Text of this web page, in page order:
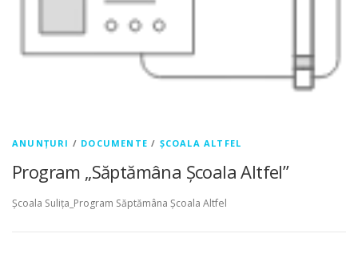
ANUNȚURI / DOCUMENTE / ȘCOALA ALTFEL
Program „Săptămâna Școala Altfel”
Școala Sulița_Program Săptămâna Școala Altfel